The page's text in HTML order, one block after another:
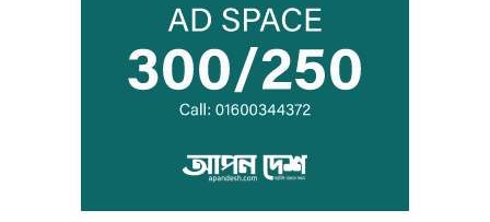
দেশের ৬ অঞ্চলে ভারী বর্ষণের আভাস
সিন্ডিকেট ভেঙে কৃষকদের লাভ নিশ্চিত করা
হবে: আইনমন্ত্রী